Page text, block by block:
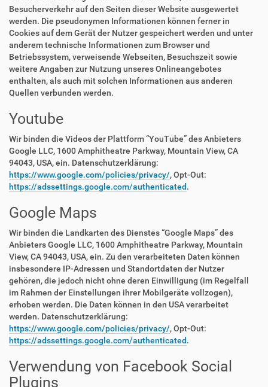
Besucherverkehr auf den Seiten dieser Website ausgewertet
werden. Die pseudonymen Informationen können ferner in
Cookies auf dem Gerät der Nutzer gespeichert werden und unter
anderem technische Informationen zum Browser und
Betriebssystem, verweisende Webseiten, Besuchszeit sowie
weitere Angaben zur Nutzung unseres Onlineangebotes
enthalten, als auch mit solchen Informationen aus anderen
Quellen verbunden werden.
Youtube
Wir binden die Videos der Plattform “YouTube” des Anbieters
Google LLC, 1600 Amphitheatre Parkway, Mountain View, CA
94043, USA, ein. Datenschutzerklärung:
https://www.google.com/policies/privacy/, Opt-Out:
https://adssettings.google.com/authenticated.
Google Maps
Wir binden die Landkarten des Dienstes “Google Maps” des
Anbieters Google LLC, 1600 Amphitheatre Parkway, Mountain
View, CA 94043, USA, ein. Zu den verarbeiteten Daten können
insbesondere IP-Adressen und Standortdaten der Nutzer
gehören, die jedoch nicht ohne deren Einwilligung (im Regelfall
im Rahmen der Einstellungen ihrer Mobilgeräte vollzogen),
erhoben werden. Die Daten können in den USA verarbeitet
werden. Datenschutzerklärung:
https://www.google.com/policies/privacy/, Opt-Out:
https://adssettings.google.com/authenticated.
Verwendung von Facebook Social
Plugins